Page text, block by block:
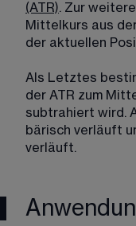
(ATR). Zur
Mittelkurs aus
der aktuellen
Als Letztes
der ATR zum
subtrahiert wird.
bärisch verläuft
verläuft.